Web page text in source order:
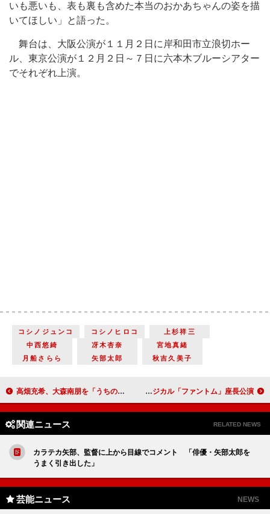
いも悪いも、表も裏も含めた本当のおかあちゃんの姿を描
いてほしい」と語った。
舞台は、大阪公演が１１月２日に岸和田市立浪切ホー
ル、東京公演が１２月２日～７日に六本木ブルーシアター
でそれぞれ上演。
コシノジュンコ コシノヒロコ
上杉祥三
中西悠綺
冴木杏奈
宮地真緒
月船さらら
矢部太郎 秋吉久美子
高畑充希、大森南朋を「うちの飼い犬に似ている」 ウェブＣＭでカンヌ映画祭出品を切望 城田優、「筋肉部」部長に ミュージカル「ファントム」座長公演
関連ニュース RELATED NEWS
カラテカ矢部、監督に上から目線でコメント 「俳優・矢部太郎を
うまく引き出した」
芸能ニュース NEWS